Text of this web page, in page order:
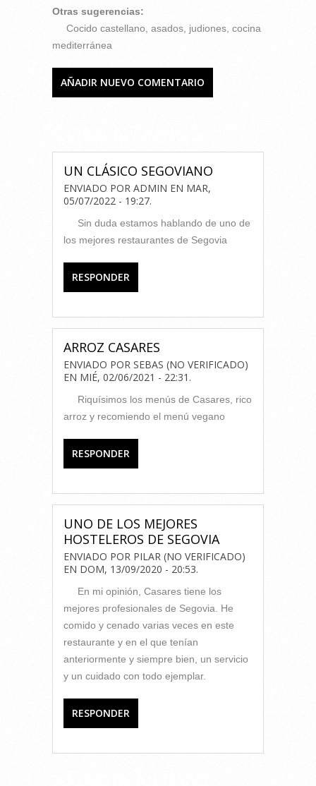
Otras sugerencias:
Cocido castellano, asados, judiones, cocina
mediterránea
AÑADIR NUEVO COMENTARIO
UN CLÁSICO SEGOVIANO
ENVIADO POR ADMIN EN MAR,
05/07/2022 - 19:27.
Sin duda estamos hablando de uno de
los mejores restaurantes de Segovia
RESPONDER
ARROZ CASARES
ENVIADO POR SEBAS (NO VERIFICADO)
EN MIÉ, 02/06/2021 - 22:31 .
Riquísimos los menús de Casares, rico
arroz y recomiendo el menú vegano
RESPONDER
UNO DE LOS MEJORES
HOSTELEROS DE SEGOVIA
ENVIADO POR PILAR (NO VERIFICADO)
EN DOM, 13/09/2020 - 20:53.
En mi opinión, Casares tiene los
mejores profesionales de Segovia. He
comido y cenado varias veces en este
restaurante y en el que tenían
anteriormente y siempre bien, un servicio
y un cuidado con todo ejemplar.
RESPONDER